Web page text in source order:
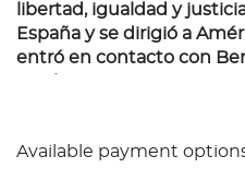
libertad, igualdad y
España y se dirigió a
entró en contacto con
1812. El 18 de enero de
Available payment